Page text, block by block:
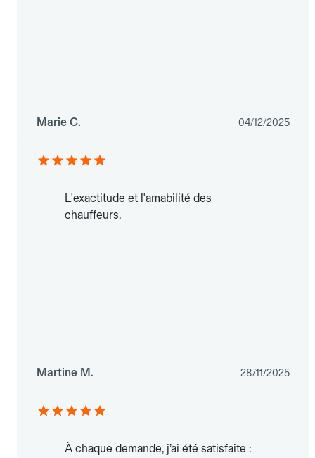
Marie C. 04/12/2025
L'exactitude et l'amabilité des
chauffeurs.
Martine M. 28/11/2025
À chaque demande, j’ai été satisfaite :